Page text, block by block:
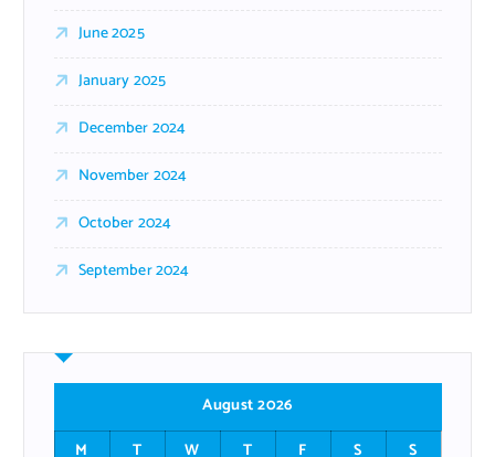
June 2025
January 2025
December 2024
November 2024
October 2024
September 2024
August 2026
M
T W T F S
S